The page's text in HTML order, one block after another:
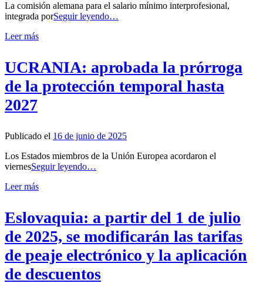
La comisión alemana para el salario mínimo interprofesional,
integrada porSeguir leyendo…
Leer más
UCRANIA: aprobada la prórroga
de la protección temporal hasta
2027
Publicado el 16 de junio de 2025
Los Estados miembros de la Unión Europea acordaron el
viernesSeguir leyendo…
Leer más
Eslovaquia: a partir del 1 de julio
de 2025, se modificarán las tarifas
de peaje electrónico y la aplicación
de descuentos